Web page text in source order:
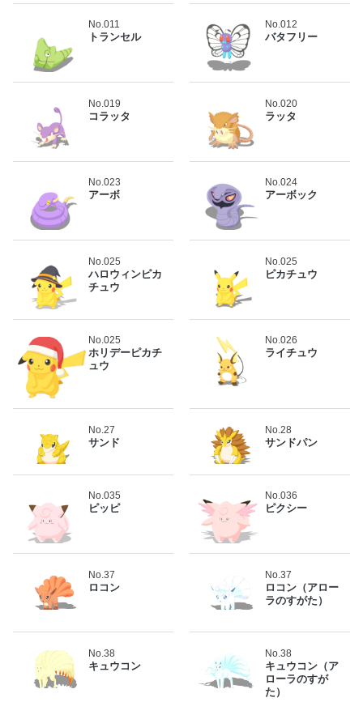
No.011
トランセル
No.012
バタフリー
No.019
コラッタ
No.020
ラッタ
No.023
アーボ
No.024
アーボック
No.025
ハロウィンピカ
チュウ
No.025
ピカチュウ
No.025
ホリデーピカチ
ュウ
No.026
ライチュウ
No.27
サンド
No.28
サンドパン
No.035
ピッピ
No.036
ピクシー
No.37
ロコン
No.37
ロコン（アロー
ラのすがた）
No.38
キュウコン
No.38
キュウコン（ア
ローラのすが
た）